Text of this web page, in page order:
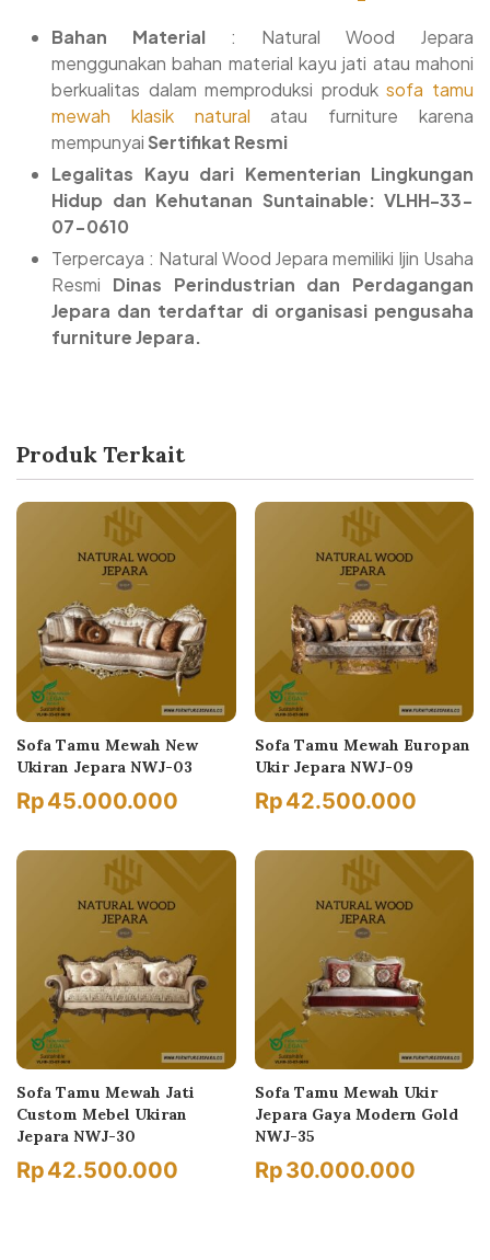
Bahan Material : Natural Wood Jepara
menggunakan bahan material kayu jati atau mahoni
berkualitas dalam memproduksi produksofa tamu
mewah klasik natural atau furniture karena
mempunyai Sertifikat Resmi
Legalitas Kayu dari Kementerian Lingkungan
Hidup dan Kehutanan Suntainable: VLHH-33-
07-0610
Terpercaya : Natural Wood Jepara memiliki Ijin Usaha
Resmi Dinas Perindustrian dan Perdagangan
Jepara dan terdaftar di organisasi pengusaha
furniture Jepara.
Produk Terkait
Sofa Tamu Mewah New
Ukiran Jepara NWJ-03
Rp45.000.000
Sofa Tamu Mewah Europan
Ukir Jepara NWJ-09
Rp42.500.000
Sofa Tamu Mewah Jati
Custom Mebel Ukiran
Jepara NWJ-30
Rp42.500.000
Sofa Tamu Mewah Ukir
Jepara Gaya Modern Gold
NWJ-35
Rp30.000.000